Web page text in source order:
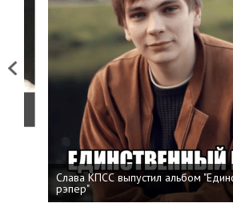
Previous
Слава КПСС выпустил альбом
рэпер"